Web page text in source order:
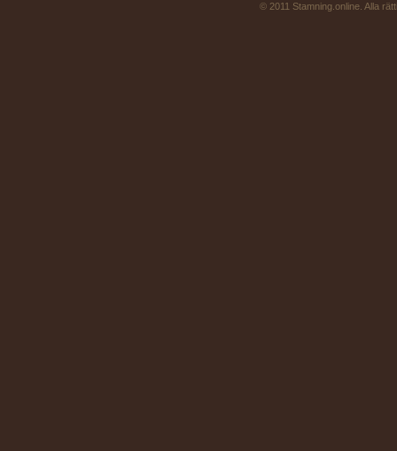
© 2011 Stamning.online. Alla